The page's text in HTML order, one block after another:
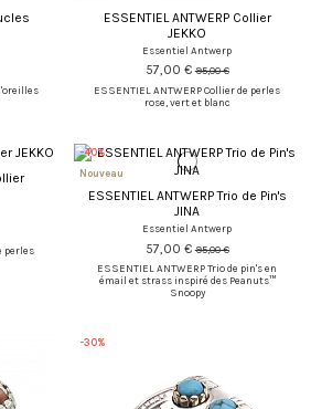
ESSENTIEL ANTWERP Collier
JEKKO
Essentiel Antwerp
57,00 €95,00 €
ESSENTIEL ANTWERP Collier de perles
rose, vert et blanc
perles
-40%
Nouveau
ESSENTIEL ANTWERP Trio de Pin's
JINA
Essentiel Antwerp
57,00 €95,00 €
ESSENTIEL ANTWERP Trio de pin's en
émail et strass inspiré des Peanuts™
Snoopy
-30%